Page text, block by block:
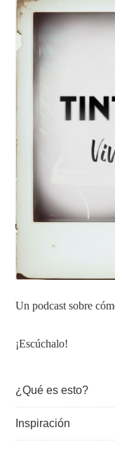
Un podcast sobre
¡Escúchalo!
¿Qué es esto?
Inspiración